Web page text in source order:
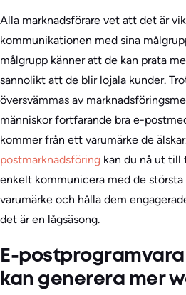
Alla marknadsförare vet att det är
kommunikationen med sina
målgrupp känner att de kan prata
sannolikt att de blir lojala kunder.
översvämmas av
människor fortfarande bra e-
kommer från ett varumärke de
postmarknadsföring kan du nå ut till
enkelt kommunicera med de
varumärke och hålla dem
det är en lågsäsong.
E-
kan generera mer